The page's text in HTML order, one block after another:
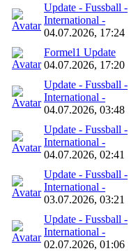
Update - Fussball -
International -
04.07.2026, 17:24
Formel1 Update
04.07.2026, 17:20
Update - Fussball -
International -
04.07.2026, 03:48
Update - Fussball -
International -
04.07.2026, 02:41
Update - Fussball -
International -
03.07.2026, 03:21
Update - Fussball -
International -
02.07.2026, 01:06